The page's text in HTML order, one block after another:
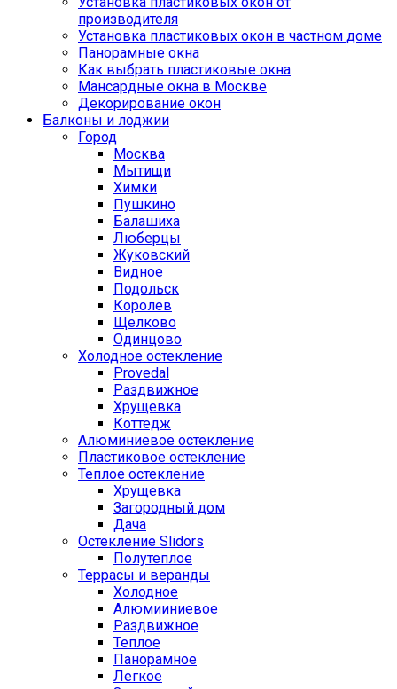
производителя
Установка пластиковых окон в частном доме
Панорамные окна
Как выбрать пластиковые окна
Мансардные окна в Москве
Декорирование окон
Балконы и лоджии
Город
Москва
Мытищи
Химки
Пушкино
Балашиха
Люберцы
Жуковский
Видное
Подольск
Королев
Щелково
Одинцово
Холодное остекление
Provedal
Раздвижное
Хрущевка
Коттедж
Алюминиевое остекление
Пластиковое остекление
Теплое остекление
Хрущевка
Загородный дом
Дача
Остекление Slidors
Полутеплое
Террасы и веранды
Холодное
Алюмииниевое
Раздвижное
Теплое
Панорамное
Легкое